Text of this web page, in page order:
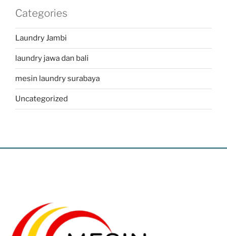
Categories
Laundry Jambi
laundry jawa dan bali
mesin laundry surabaya
Uncategorized